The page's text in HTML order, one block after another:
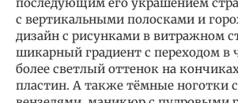
последующим его украшением
с вертикальными полосками и
дизайн с рисунками в витражном
шикарный градиент с переходом в
более светлый оттенок на
пластин. А также тёмные ноготки